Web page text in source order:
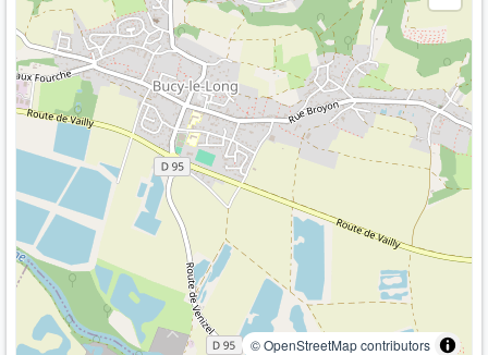
© OpenStreetMap contributors